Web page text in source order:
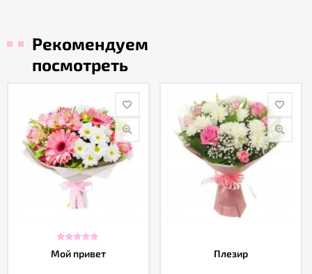
Рекомендуем
посмотреть
Мой привет Плезир